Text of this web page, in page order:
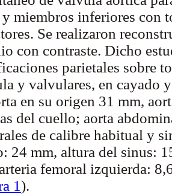
y miembros inferiores con
Se realizaron
con contraste. Dicho
parietales sobre
y valvulares, en cayado
en su origen 31 mm,
del cuello; aorta
de calibre habitual y
24 mm, altura del sinus:
femoral izquierda:
1).